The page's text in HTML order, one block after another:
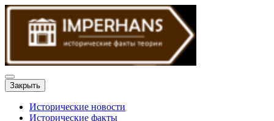
Закрыть
Исторические новости
Исторические факты